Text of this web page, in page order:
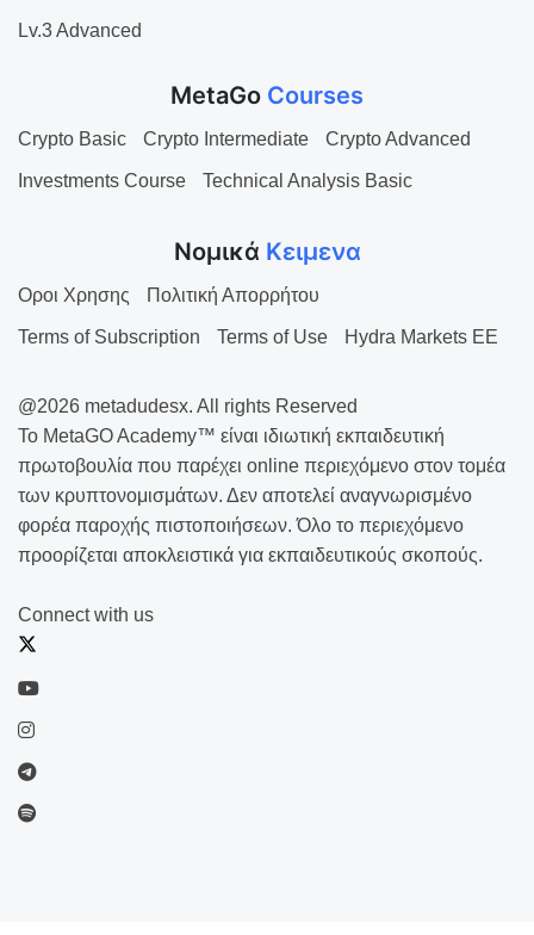
Lv.3 Advanced
MetaGo Courses
Crypto Basic Crypto Intermediate Crypto Advanced
Investments Course Technical Analysis Basic
Νομικά Κειμενα
Οροι Χρησης Πολιτική Απορρήτου
Terms of Subscription Terms of Use Hydra Markets EE
@2026 metadudesx. All rights Reserved
Το MetaGO Academy™ είναι ιδιωτική εκπαιδευτική
πρωτοβουλία που παρέχει online περιεχόμενο στον τομέα
των κρυπτονομισμάτων. Δεν αποτελεί αναγνωρισμένο
φορέα παροχής πιστοποιήσεων. Όλο το περιεχόμενο
προορίζεται αποκλειστικά για εκπαιδευτικούς σκοπούς.
Connect with us